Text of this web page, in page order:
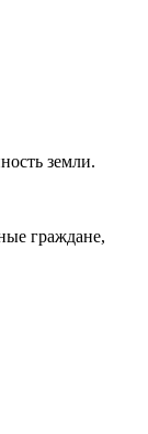
земли.
граждане,